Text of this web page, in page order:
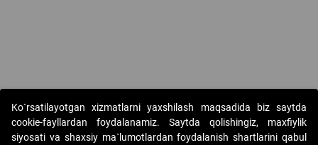
Ko`rsatilayotgan xizmatlarni yaxshilash maqsadida biz saytda
cookie-fayllardan foydalanamiz. Saytda qolishingiz, maxfiylik
siyosati va shaxsiy ma`lumotlardan foydalanish shartlarini qabul